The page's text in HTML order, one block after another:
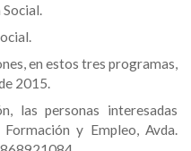
en estos tres programas,
2015.
las personas interesadas
y Empleo, Avda.